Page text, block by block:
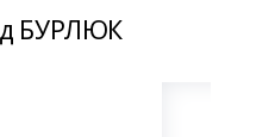
БУРЛЮК